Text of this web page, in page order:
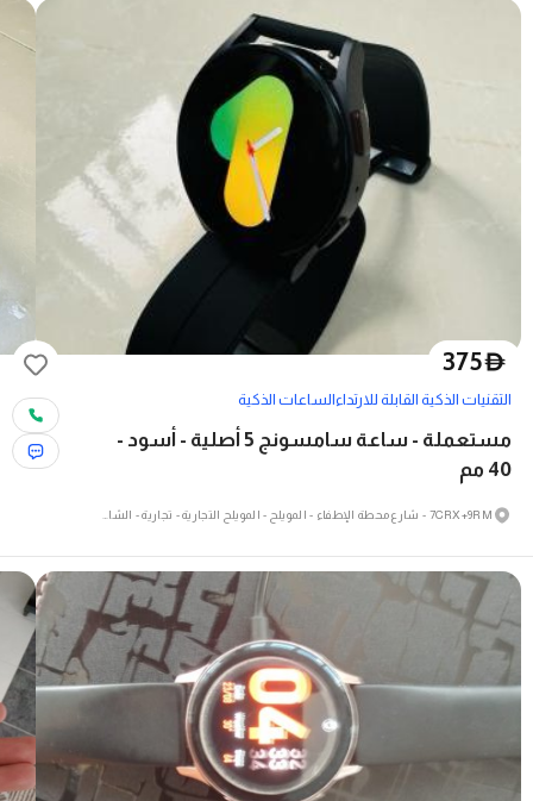
D
375
التقنيات الذكية القابلة للارتداءالساعات الذكية
مستعملة - ساعة سامسونج 5 أصلية - أسود -
40 مم